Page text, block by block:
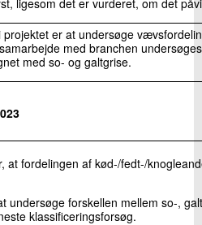
er at undersøge
med branchen
med so- og galtgrise.
at fordelingen af kød-/fedt-/
undersøge forskellen mellem so-,
klassificeringsforsøg.